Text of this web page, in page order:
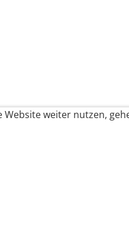
weiter nutzen,